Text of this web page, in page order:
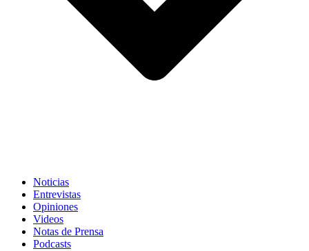
Noticias
Entrevistas
Opiniones
Videos
Notas de Prensa
Podcasts